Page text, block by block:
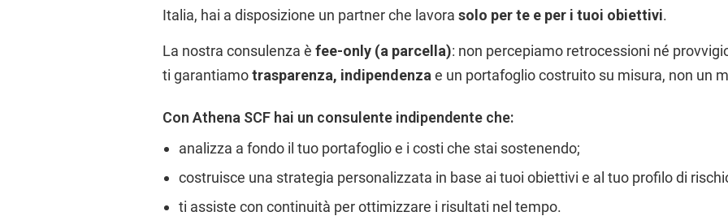
Italia, hai a disposizione un partner che lavora solo per te e per i tuoi obiettivi.
La nostra consulenza è fee-only (a parcella): non percepiamo retrocessioni né
ti garantiamotrasparenza, indipendenza e un portafoglio costruito su misura, non un
Con Athena SCF hai un consulente indipendente che:
analizza a fondo il tuo portafoglio e i costi che stai sostenendo;
costruisce una strategia personalizzata in base ai tuoi obiettivi e al tuo profilo di
ti assiste con continuità per ottimizzare i risultati nel tempo.